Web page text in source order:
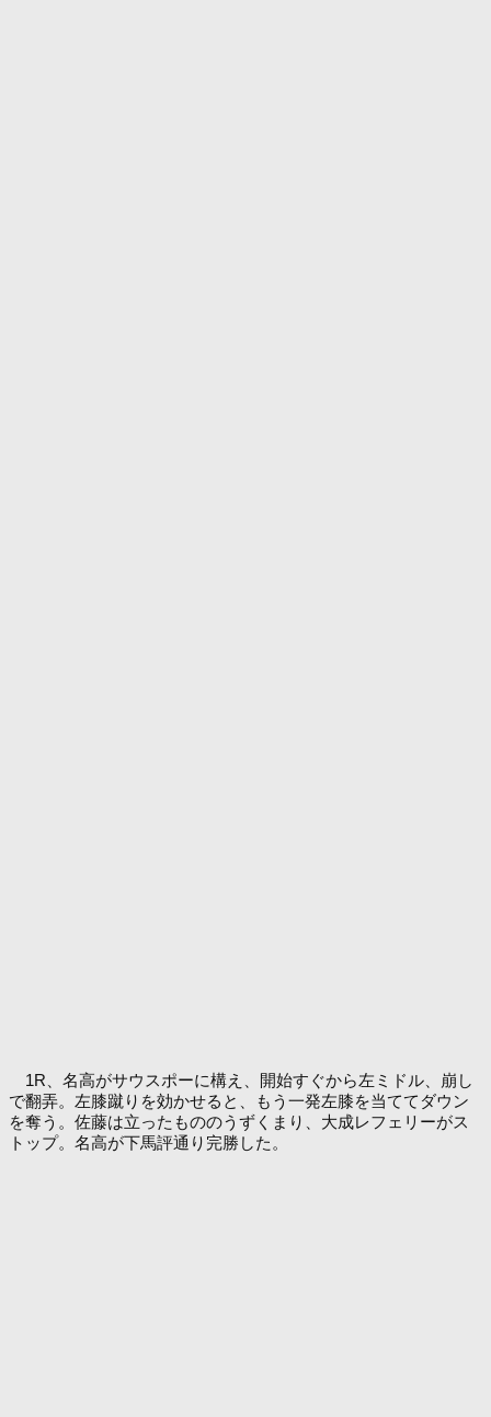
1R、名高がサウスポーに構え、開始すぐから左ミドル、崩し
で翻弄。左膝蹴りを効かせると、もう一発左膝を当ててダウン
を奪う。佐藤は立ったもののうずくまり、大成レフェリーがス
トップ。名高が下馬評通り完勝した。